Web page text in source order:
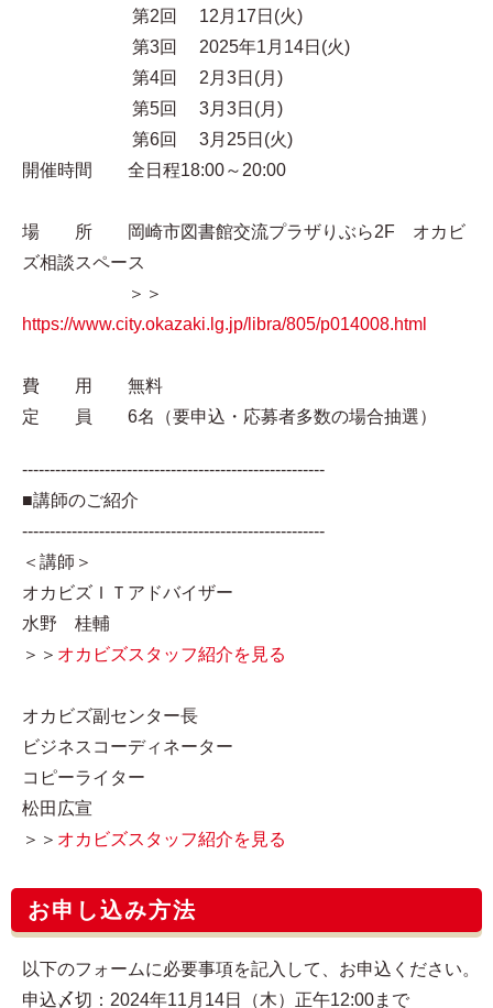
第2回 12月17日(火)
第3回 2025年1月14日(火)
第4回 2月3日(月)
第5回 3月3日(月)
第6回 3月25日(火)
開催時間 全日程18:00～20:00
場 所 岡崎市図書館交流プラザりぶら2F オカビ
ズ相談スペース
＞＞
https://www.city.okazaki.lg.jp/libra/805/p014008.html
費 用 無料
定 員 6名（要申込・応募者多数の場合抽選）
-------------------------------------------------------
■講師のご紹介
-------------------------------------------------------
＜講師＞
オカビズＩＴアドバイザー
水野 桂輔
＞＞ オカビズスタッフ紹介を見る
オカビズ副センター長
ビジネスコーディネーター
コピーライター
松田広宣
＞＞ オカビズスタッフ紹介を見る
お申し込み方法
以下のフォームに必要事項を記入して、お申込ください。
申込〆切：2024年11月14日（木）正午12:00まで